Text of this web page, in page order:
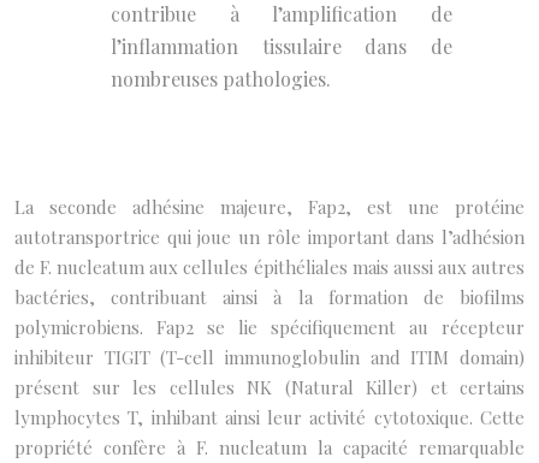
contribue à l’amplification de
l’inflammation tissulaire dans de
nombreuses pathologies.
La seconde adhésine majeure, Fap2, est une protéine
autotransportrice qui joue un rôle important dans l’adhésion
de F. nucleatum aux cellules épithéliales mais aussi aux autres
bactéries, contribuant ainsi à la formation de biofilms
polymicrobiens. Fap2 se lie spécifiquement au récepteur
inhibiteur TIGIT (T-cell immunoglobulin and ITIM domain)
présent sur les cellules NK (Natural Killer) et certains
lymphocytes T, inhibant ainsi leur activité cytotoxique. Cette
propriété confère à F. nucleatum la capacité remarquable